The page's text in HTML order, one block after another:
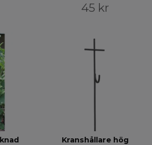
45 kr
Kranshållare hög